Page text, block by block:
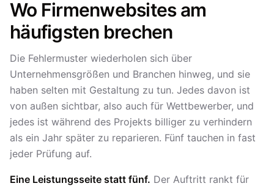
Wo Firmenwebsites am
häufigsten brechen
Die Fehlermuster wiederholen sich über
Unternehmensgrößen und Branchen hinweg, und sie
haben selten mit Gestaltung zu tun. Jedes davon ist
von außen sichtbar, also auch für Wettbewerber, und
jedes ist während des Projekts billiger zu verhindern
als ein Jahr später zu reparieren. Fünf tauchen in fast
jeder Prüfung auf.
Eine Leistungsseite statt fünf. Der Auftritt rankt für